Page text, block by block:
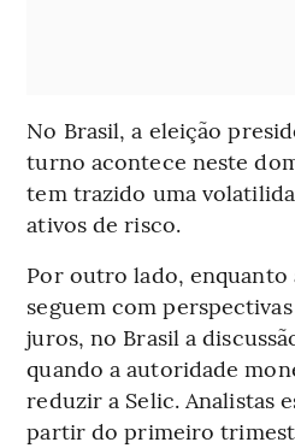
No Brasil, a eleição
turno acontece neste
tem trazido uma
ativos de risco.
Por outro lado, enquanto
seguem com
juros, no Brasil a
quando a autoridade
reduzir a Selic. Analistas
partir do primeiro